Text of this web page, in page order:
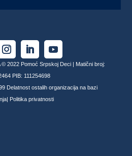
© 2022 Pomoć Srpskoj Deci | Matični broj:
PIB: 111254698
Delatnost ostalih organizacija na bazi
Politika privatnosti